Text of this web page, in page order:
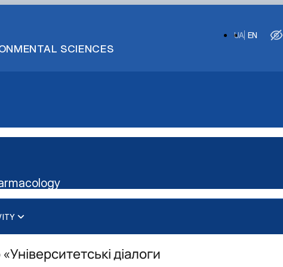
SCIENCES
EN
UA
діалоги